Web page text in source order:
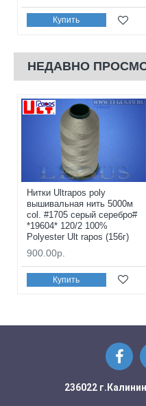
Купить
НЕДАВНО
Нитки Ultrapos poly
вышивальная нить 5000м
col. #1705 серый серебро#
*19604* 120/2 100%
Polyester Ult rapos (156г)
900.00р.
Купить
236022